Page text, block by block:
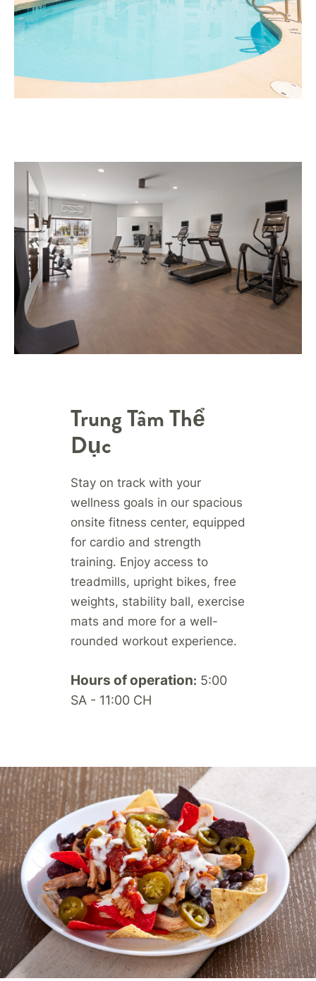
Trung Tâm Thể
Dục
Stay on track with your
wellness goals in our spacious
onsite fitness center, equipped
for cardio and strength
training. Enjoy access to
treadmills, upright bikes, free
weights, stability ball, exercise
mats and more for a well-
rounded workout experience.
Hours of operation: 5:00
SA - 11:00 CH